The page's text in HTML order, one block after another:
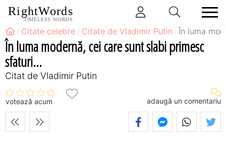
RightWords
TIMELESS WORDS
Citate celebre Citate de Vladimir Putin În luma
În luma modernă, cei care sunt slabi primesc
sfaturi...
Citat de Vladimir Putin
votează acum adaugă un comentariu